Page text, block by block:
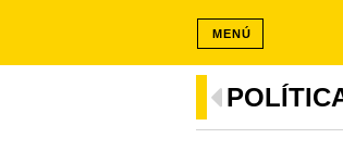
MENÚ